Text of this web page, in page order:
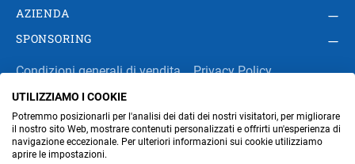
AZIENDA
SPONSORING
Condizioni generali di vendita
Privacy Policy
Impressum
Modifica impostazioni dei cookie
Amministrazione
UTILIZZIAMO I COOKIE
Potremmo posizionarli per l'analisi dei dati dei nostri visitatori, per migliorare
il nostro sito Web, mostrare contenuti personalizzati e offrirti un'esperienza di
navigazione eccezionale. Per ulteriori informazioni sui cookie utilizziamo
aprire le impostazioni.